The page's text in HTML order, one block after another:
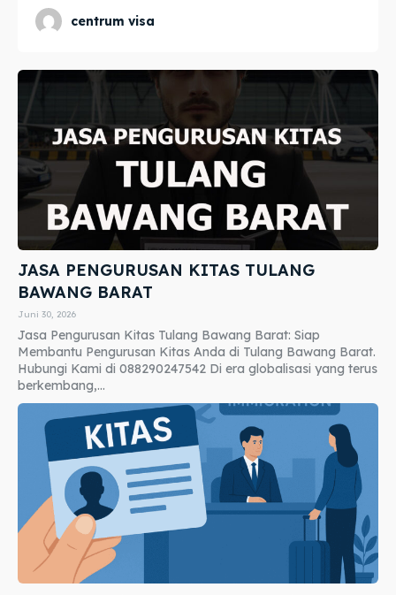
centrum visa
JASA PENGURUSAN KITAS TULANG
BAWANG BARAT
Juni 30, 2026
Jasa Pengurusan Kitas Tulang Bawang Barat: Siap
Membantu Pengurusan Kitas Anda di Tulang Bawang Barat.
Hubungi Kami di 088290247542 Di era globalisasi yang terus
berkembang,...